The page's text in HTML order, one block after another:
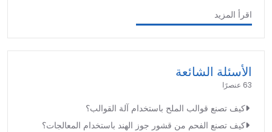
اقرأ المزيد
الأسئلة الشائعة
63 عنصرًا
كيف تصنع قوالب الملح باستخدام آلة القوالب؟
كيف تصنع الفحم من قشور جوز الهند باستخدام المعالجات؟